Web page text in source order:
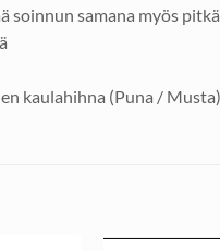
soinnun samana myös
kaulahihna (Puna / Musta)